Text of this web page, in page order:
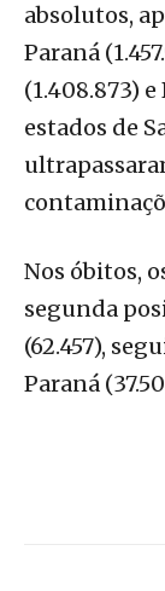
absolutos,
Paraná
(1.408.873)
estados de
Nos óbitos,
segunda
(62.457),
Paraná